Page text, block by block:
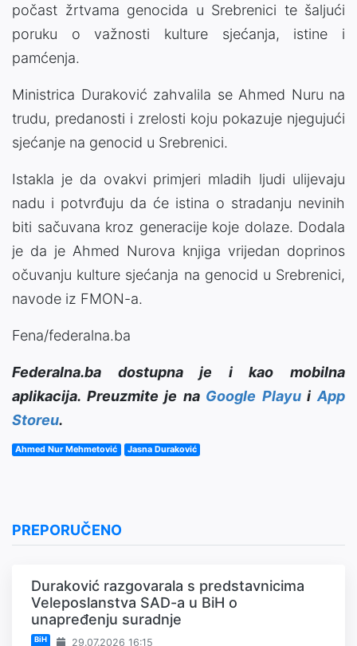
počast žrtvama genocida u Srebrenici te šaljući
poruku o važnosti kulture sjećanja, istine i
pamćenja.
Ministrica Duraković zahvalila se Ahmed Nuru na
trudu, predanosti i zrelosti koju pokazuje njegujući
sjećanje na genocid u Srebrenici.
Istakla je da ovakvi primjeri mladih ljudi ulijevaju
nadu i potvrđuju da će istina o stradanju nevinih
biti sačuvana kroz generacije koje dolaze. Dodala
je da je Ahmed Nurova knjiga vrijedan doprinos
očuvanju kulture sjećanja na genocid u Srebrenici,
navode iz FMON-a.
Fena/federalna.ba
Federalna.ba dostupna je i kao mobilna
aplikacija. Preuzmite je na Google PlayuiApp
Storeu.
Ahmed Nur Mehmetović Jasna Duraković
PREPORUČENO
Duraković razgovarala s predstavnicima
Veleposlanstva SAD-a u BiH o
unapređenju suradnje
BiH 29.07.2026 16:15